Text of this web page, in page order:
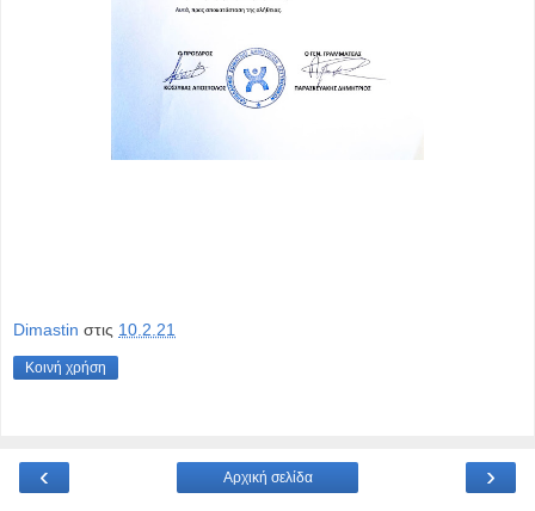
Dimastin στις 10.2.21
Κοινή χρήση
‹ ›
Αρχική σελίδα